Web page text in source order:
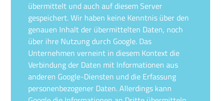
übermittelt und auch auf diesem Server
gespeichert. Wir haben keine Kenntnis über den
genauen Inhalt der übermittelten Daten, noch
über ihre Nutzung durch Google. Das
Unternehmen verneint in diesem Kontext die
Verbindung der Daten mit Informationen aus
anderen Google-Diensten und die Erfassung
personenbezogener Daten. Allerdings kann